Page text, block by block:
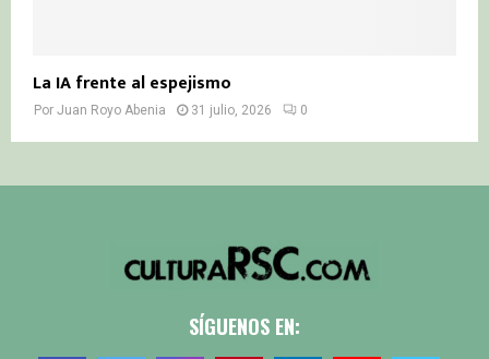
La IA frente al espejismo
Por Juan Royo Abenia 31 julio, 2026 0
SÍGUENOS EN: